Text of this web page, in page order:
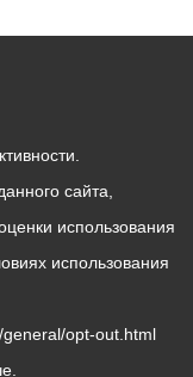
сайта,
использования
использования
general/opt-out.html